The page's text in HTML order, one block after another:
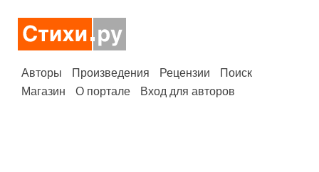
Авторы Произведения Рецензии
Поиск
Магазин
О портале Вход для авторов